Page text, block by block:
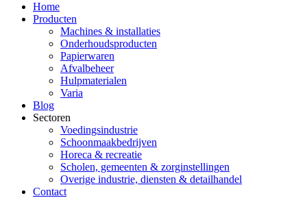
Home
Producten
Machines & installaties
Onderhoudsproducten
Papierwaren
Afvalbeheer
Hulpmaterialen
Varia
Blog
Sectoren
Voedingsindustrie
Schoonmaakbedrijven
Horeca & recreatie
Scholen, gemeenten & zorginstellingen
Overige industrie, diensten & detailhandel
Contact